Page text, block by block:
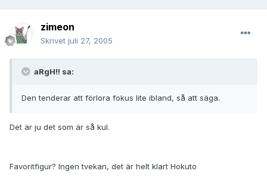
zimeon
Skrivet juli 27, 2005
aRgH!! sa:
Den tenderar att förlora fokus lite ibland, så att säga.
Det är ju det som är så kul.
Favoritfigur? Ingen tvekan, det är helt klart Hokuto